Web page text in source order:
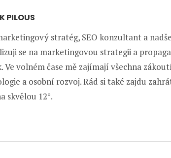
PILOUS
stratég, SEO konzultant a
se na marketingovou strategii a
Ve volném čase mě zajímají všechna
a osobní rozvoj. Rád si také zajdu
skvělou 12°.